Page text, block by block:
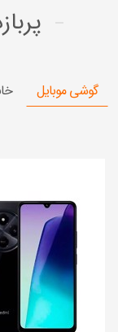
گوشی موبایل